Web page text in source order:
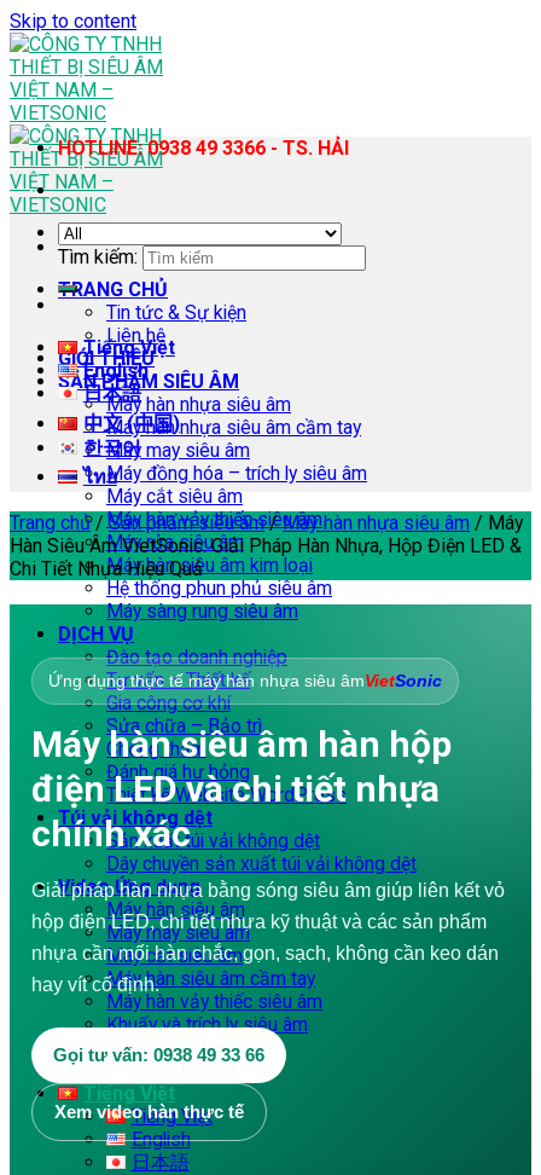
Skip to content
TRANG CHỦ
Tin tức & Sự kiện
Liên hệ
GIỚI THIỆU
SẢN PHẨM SIÊU ÂM
Máy hàn nhựa siêu âm
Máy hàn nhựa siêu âm cầm tay
Máy may siêu âm
Máy đồng hóa – trích ly siêu âm
Máy cắt siêu âm
Máy hàn vảy thiếc siêu âm
Máy rửa siêu âm
Máy hàn siêu âm kim loại
Hệ thống phun phủ siêu âm
Máy sàng rung siêu âm
DỊCH VỤ
Đào tạo doanh nghiệp
Tư vấn – Thiết kế
Gia công cơ khí
Sửa chữa – Bảo trì
Chống thấm
Đánh giá hư hỏng
Thiết kế Website WordPress
Túi vải không dệt
Sản xuất túi vải không dệt
Dây chuyền sản xuất túi vải không dệt
Video Ứng dụng
Máy hàn siêu âm
Máy may siêu âm
Máy cắt siêu âm
Máy hàn siêu âm cầm tay
Máy hàn vảy thiếc siêu âm
Khuấy và trích ly siêu âm
Máy sản xuất túi vải
DOWNLOAD
Tiếng Việt
Tiếng Việt
English
日本語
HOTLINE: 0938 49 3366 - TS. HẢI
Tìm kiếm:
Tiếng Việt
English
日本語
中文 (中国)
한국어
ไทย
Trang chủ / Sản phẩm siêu âm / Máy hàn nhựa siêu âm / Máy
Hàn Siêu Âm VietSonic: Giải Pháp Hàn Nhựa, Hộp Điện LED &
Chi Tiết Nhựa Hiệu Quả
Ứng dụng thực tế máy hàn nhựa siêu âmVietSonic
Máy hàn siêu âm hàn hộp
điện LED và chi tiết nhựa
chính xác
Giải pháp hàn nhựa bằng sóng siêu âm giúp liên kết vỏ
hộp điện LED, chi tiết nhựa kỹ thuật và các sản phẩm
nhựa cần mối hàn chắc, gọn, sạch, không cần keo dán
hay vít cố định.
Gọi tư vấn: 0938 49 33 66
Xem video hàn thực tế